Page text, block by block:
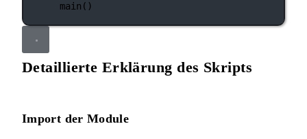
main()
Detaillierte Erklärung des Skripts
Import der Module